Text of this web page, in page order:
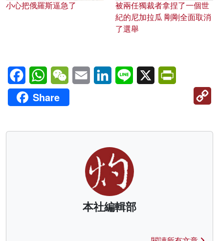
小心把俄羅斯逼急了
被兩任獨裁者拿捏了一個世
紀的尼加拉瓜 剛剛全面取消
了選舉
FacebookWhatsAppWeChatEmail LinkedInLine X
Share
本社編輯部